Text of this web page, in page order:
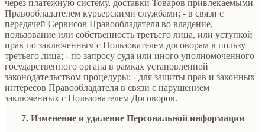
через платежную систему, доставки Товаров привлекаемыми
Правообладателем курьерскими службами; - в связи с
передачей Сервисов Правообладателя во владение,
пользование или собственность третьего лица, или уступкой
прав по заключенным с Пользователем договорам в пользу
третьего лица; - по запросу суда или иного уполномоченного
государственного органа в рамках установленной
законодательством процедуры; - для защиты прав и законных
интересов Правообладателя в связи с нарушением
заключенных с Пользователем Договоров.
7. Изменение и удаление Персональной информации